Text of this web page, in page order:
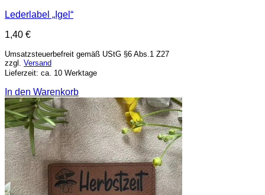
Lederlabel „Igel“
1,40 €
Umsatzsteuerbefreit gemäß UStG §6 Abs.1 Z27
zzgl. Versand
Lieferzeit: ca. 10 Werktage
In den Warenkorb